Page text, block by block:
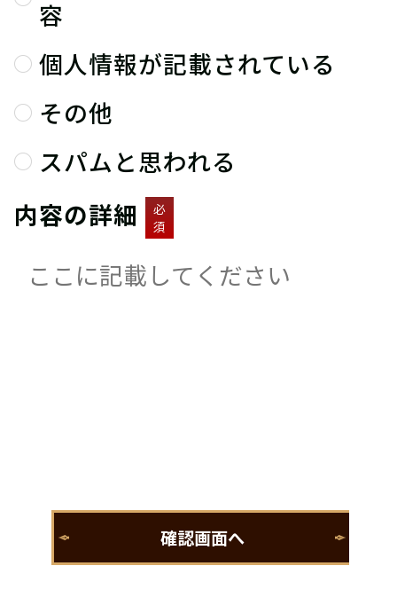
容
個人情報が記載されている
その他
スパムと思われる
内容の詳細
必
須